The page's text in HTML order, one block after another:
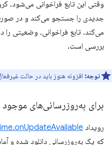
وقتی این تابع فراخوانی می‌شود،
جدیدی را جستجو می‌کند و در
می‌کند. تابع فراخوانی، وضعیتی
بررسی است.
توجه: افزونه هنوز باید در حالت
برای به‌روزرسانی‌های
رویداد
که یک به‌روزرسانی دانلود شده و